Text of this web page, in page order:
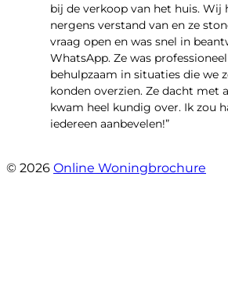
bij de verkoop van het huis. Wij
nergens verstand van en ze
vraag open en was snel in
WhatsApp. Ze was
behulpzaam in situaties die we
konden overzien. Ze dacht met
kwam heel kundig over. Ik zou
iedereen aanbevelen!”
© 2026 Online Woningbrochure